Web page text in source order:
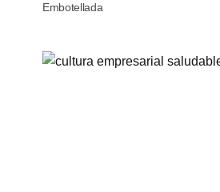
Embotellada